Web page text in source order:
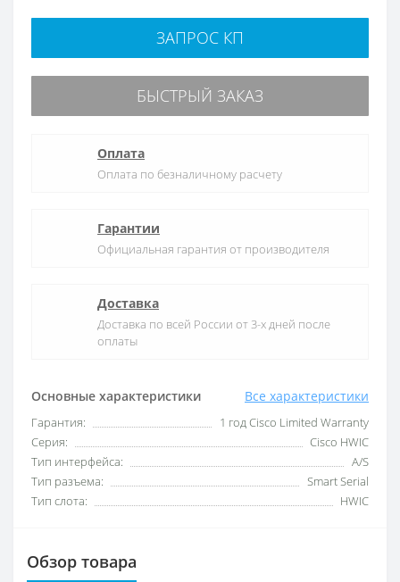
Основные характеристики Все характеристики
Гарантия:
1 год Cisco Limited Warranty
Серия:
Cisco HWIC
Тип интерфейса:
A/S
Тип разъема:
Smart Serial
Тип слота:
HWIC
ЗАПРОС КП
БЫСТРЫЙ ЗАКАЗ
Оплата
Оплата по безналичному расчету
Гарантии
Официальная гарантия от производителя
Доставка
Доставка по всей России от 3-х дней после
оплаты
Обзор товара